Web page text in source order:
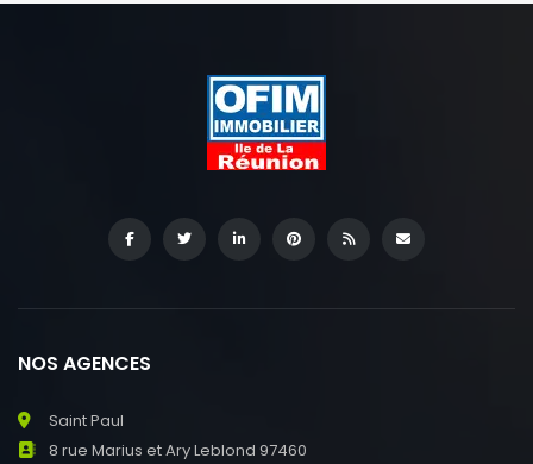
NOS AGENCES
Saint Paul
8 rue Marius et Ary Leblond 97460